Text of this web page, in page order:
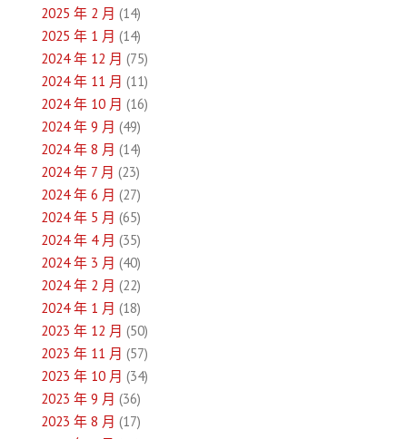
2025 年 2 月 (14)
2025 年 1 月 (14)
2024 年 12 月 (75)
2024 年 11 月 (11)
2024 年 10 月 (16)
2024 年 9 月 (49)
2024 年 8 月 (14)
2024 年 7 月 (23)
2024 年 6 月 (27)
2024 年 5 月 (65)
2024 年 4 月 (35)
2024 年 3 月 (40)
2024 年 2 月 (22)
2024 年 1 月 (18)
2023 年 12 月 (50)
2023 年 11 月 (57)
2023 年 10 月 (34)
2023 年 9 月 (36)
2023 年 8 月 (17)